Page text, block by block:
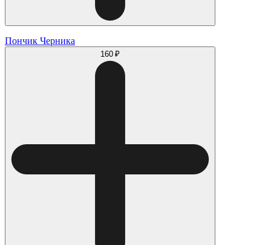
Пончик Черника
160 ₽